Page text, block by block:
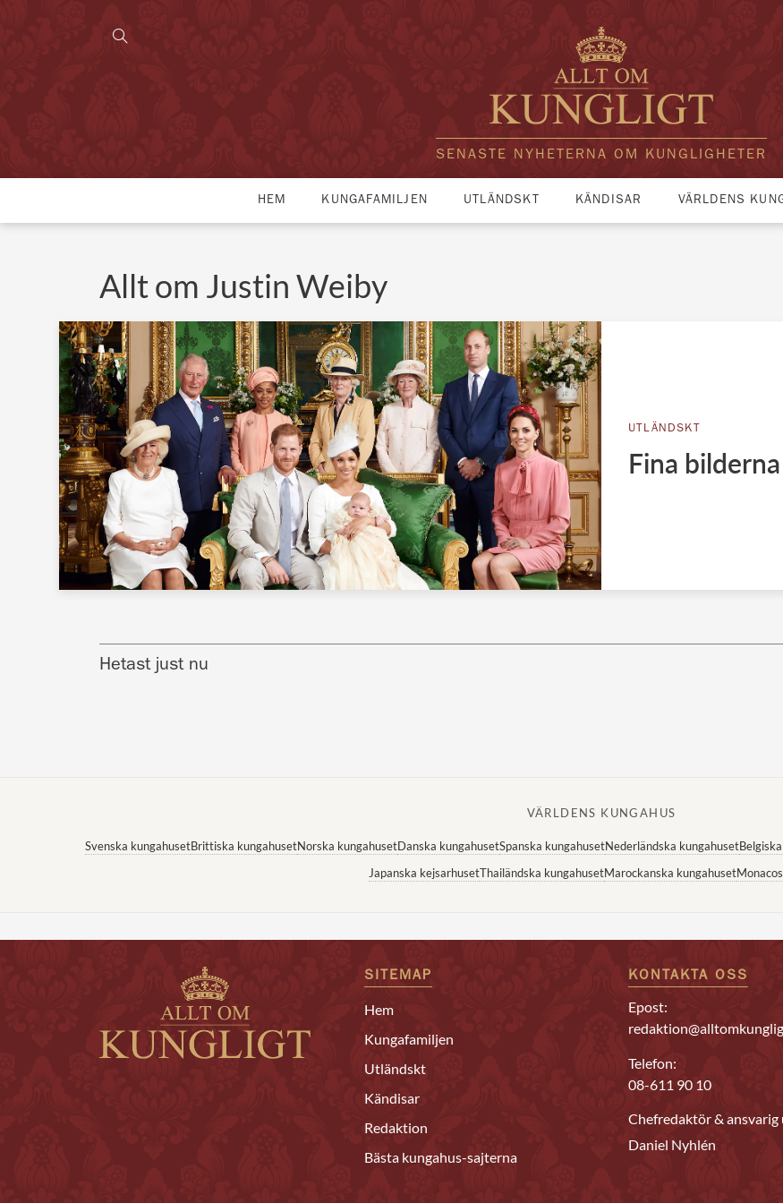
SENASTE NYHETERNA OM KUNGLIGHETER
HEM KUNGAFAMILJEN UTLÄNDSKT KÄNDISAR VÄRLDENS
Allt om Justin Weiby
UTLÄNDSKT
Fina
Hetast just nu
VÄRLDENS KUNGAHUS
Svenska kungahusetBrittiska kungahusetNorska kungahusetDanska kungahusetSpanska kungahusetNederländska kungahuset
Japanska kejsarhusetThailändska kungahusetMarockanska kungahuset
SITEMAP
Hem
Kungafamiljen
Utländskt
Kändisar
Redaktion
Bästa kungahus-sajterna
KONTAKTA OSS
Epost:
Telefon:
08-611 90 10
Chefredaktör & ansvarig
Daniel Nyhlén